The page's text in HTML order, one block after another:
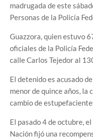
madrugada de este
Personas de la Policía
Guazzora, quien estuvo
oficiales de la Policía
calle Carlos Tejedor al
El detenido es acusado
menor de quince años, la
cambio de
El pasado 4 de octubre,
Nación fijó una